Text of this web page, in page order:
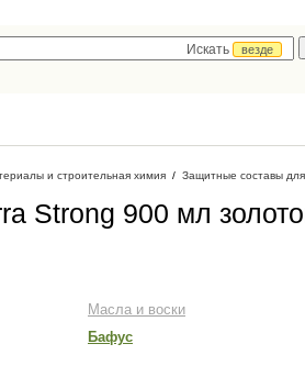
Искать
везде
и строительная химия / Защитные составы
Strong 900 мл
Масла и воски
Бафус